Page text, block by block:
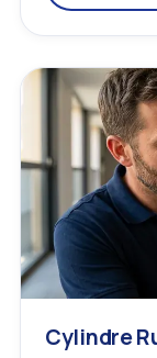
Cylindre